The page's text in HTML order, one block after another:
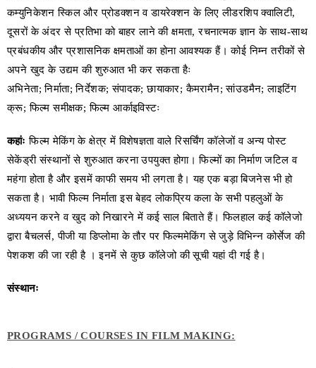
कम्युनिकेशन स्किल और प्रोडक्शन व डायरेक्शन के लिए लीडरशिप क्वालिटी,
दूसरों के अंदर से प्रतिभा को बाहर लाने की क्षमता, रचनात्मक ज्ञान के साथ-साथ
प्रबंधकीय और प्रशासनिक क्षमताओं का होना आवश्यक हैं। कोई निम्न तरीकों से
अपने खुद के उद्यम की शुरुआत भी कर सकता हैः
अभिनेता; निर्माता; निर्देशक; संपादक; छायाकार; कैमरामैन; सांउडमैन; लाइटिंग
क्रू; फिल्म समीक्षक; फिल्म आर्काइविस्टः
कहांः फिल्म मेकिंग के क्षेत्र में विशेषज्ञता वाले रिसर्चिंग कॉलेजों व अन्य पोस्ट
सेकेंड्री संस्थानों से शुरुआत करना उपयुक्त होगा। फिल्मों का निर्माण जटिल व
महंगा होता है और इसमें काफी समय भी लगता है। यह एक बड़ा बिजनेस भी हो
सकता है। भावी फिल्म निर्माता इस बेहद लोकप्रिय कला के सभी पहलुओं के
अध्ययन करने व खुद को निखारने में कई साल बिताते हैं। फिलहाल कई कॉलेजो
द्वारा बैचलर्स, पीजी या डिप्लोमा के तौर पर फिल्ममेकिंग से जुड़े विभिन्न कोर्सेज की
पेशकश की जा रही है । इनमें से कुछ कॉलेजो की सूची यहां दी गई है।
संस्थानः
PROGRAMS / COURSES IN FILM MAKING: